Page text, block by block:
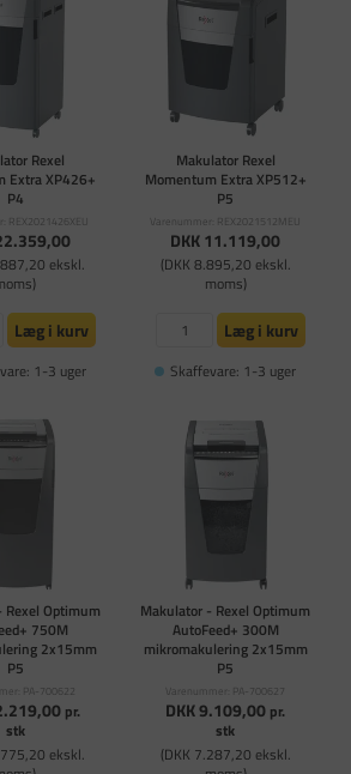
Rexel
Extra XP426+
P4
REX2021426XEU
ekskl.
Læg i kurv
1-3 uger
Makulator Rexel
Momentum Extra XP512+
P5
Varenummer: REX2021512MEU
DKK 11.119,00
(DKK 8.895,20 ekskl.
moms)
Læg i kurv
Skaffevare: 1-3 uger
Optimum
750M
2x15mm
P5
PA-700622
pr.
stk
ekskl.
Makulator - Rexel Optimum
AutoFeed+ 300M
mikromakulering 2x15mm
P5
Varenummer: PA-700627
DKK 9.109,00 pr.
stk
(DKK 7.287,20 ekskl.